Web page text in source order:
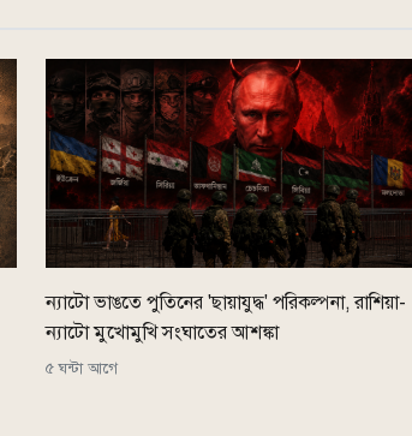
ন্যাটো ভাঙতে পুতিনের 'ছায়াযুদ্ধ' পরিকল্পনা, রাশিয়া-
ন্যাটো মুখোমুখি সংঘাতের আশঙ্কা
৫ ঘন্টা আগে